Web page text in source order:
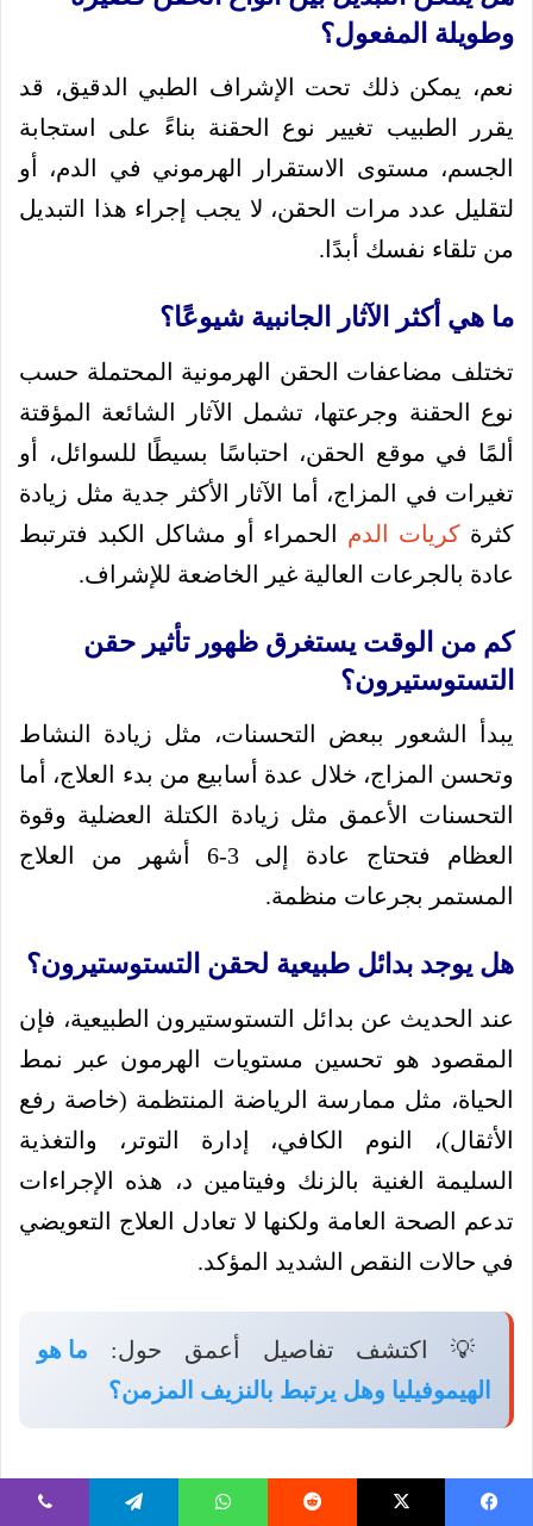
وطويلة المفعول؟
نعم، يمكن ذلك تحت الإشراف الطبي الدقيق، قد
يقرر الطبيب تغيير نوع الحقنة بناءً على استجابة
الجسم، مستوى الاستقرار الهرموني في الدم، أو
لتقليل عدد مرات الحقن، لا يجب إجراء هذا التبديل
من تلقاء نفسك أبدًا.
ما هي أكثر الآثار الجانبية شيوعًا؟
تختلف مضاعفات الحقن الهرمونية المحتملة حسب
نوع الحقنة وجرعتها، تشمل الآثار الشائعة المؤقتة
ألمًا في موقع الحقن، احتباسًا بسيطًا للسوائل، أو
تغيرات في المزاج، أما الآثار الأكثر جدية مثل زيادة
كثرة كريات الدم الحمراء أو مشاكل الكبد فترتبط
عادة بالجرعات العالية غير الخاضعة للإشراف.
كم من الوقت يستغرق ظهور تأثير حقن
التستوستيرون؟
يبدأ الشعور ببعض التحسنات، مثل زيادة النشاط
وتحسن المزاج، خلال عدة أسابيع من بدء العلاج، أما
التحسنات الأعمق مثل زيادة الكتلة العضلية وقوة
العظام فتحتاج عادة إلى 3-6 أشهر من العلاج
المستمر بجرعات منظمة.
هل يوجد بدائل طبيعية لحقن التستوستيرون؟
عند الحديث عن بدائل التستوستيرون الطبيعية، فإن
المقصود هو تحسين مستويات الهرمون عبر نمط
الحياة، مثل ممارسة الرياضة المنتظمة (خاصة رفع
الأثقال)، النوم الكافي، إدارة التوتر، والتغذية
السليمة الغنية بالزنك وفيتامين د، هذه الإجراءات
تدعم الصحة العامة ولكنها لا تعادل العلاج التعويضي
في حالات النقص الشديد المؤكد.
💡 اكتشف تفاصيل أعمق حول: ما هو
الهيموفيليا وهل يرتبط بالنزيف المزمن؟